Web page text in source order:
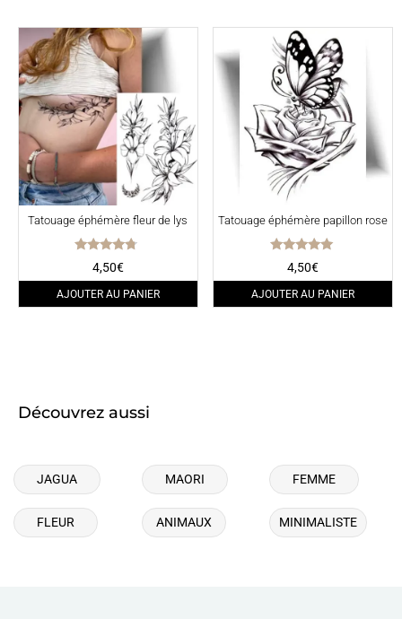
Tatouage éphémère fleur de lys
Note
4.50
sur 5
4,50€
AJOUTER AU PANIER
Tatouage éphémère papillon rose
Note
5.00
sur 5
4,50€
AJOUTER AU PANIER
Découvrez aussi
JAGUA MAORI FEMME
FLEUR ANIMAUX MINIMALISTE